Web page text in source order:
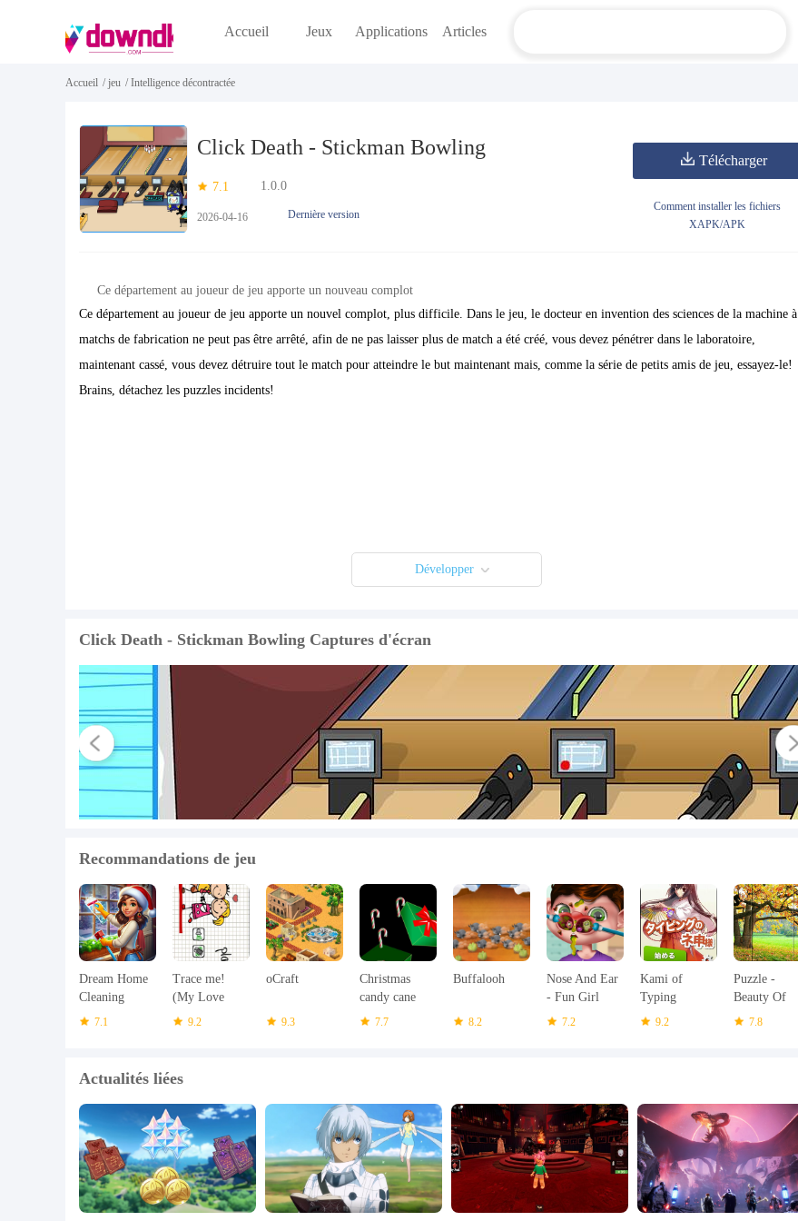
Accueil Jeux Applications Articles
Accueil /jeu /Intelligence décontractée
Click Death - Stickman Bowling
7.1 1.0.0
2026-04-16 Dernière version
Télécharger
Comment installer les fichiers
XAPK/APK
Ce département au joueur de jeu apporte un nouveau complot
Ce département au joueur de jeu apporte un nouvel complot, plus difficile. Dans le jeu, le docteur en invention des sciences de la machine à
matchs de fabrication ne peut pas être arrêté, afin de ne pas laisser plus de match a été créé, vous devez pénétrer dans le laboratoire,
maintenant cassé, vous devez détruire tout le match pour atteindre le but maintenant mais, comme la série de petits amis de jeu, essayez-le!
Brains, détachez les puzzles incidents!
Développer
Click Death - Stickman Bowling Captures d'écran
Recommandations de jeu
Dream Home
Cleaning
Game Wash
7.1
Trace me!
(My Love
Jenny)
9.2
oCraft
9.3
Christmas
candy cane
drop game
7.7
Buffalooh
8.2
Nose And Ear
- Fun Girl
Games
7.2
Kami of
Typing
9.2
Puzzle -
Beauty Of
Nature
7.8
Actualités liées